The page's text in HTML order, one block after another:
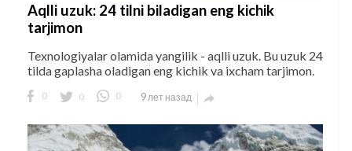
Aqlli uzuk: 24 tilni biladigan eng kichik
tarjimon
Texnologiyalar olamida yangilik - aqlli uzuk. Bu uzuk 24
tilda gaplasha oladigan eng kichik va ixcham tarjimon.
0 0 0 9 лет назад 